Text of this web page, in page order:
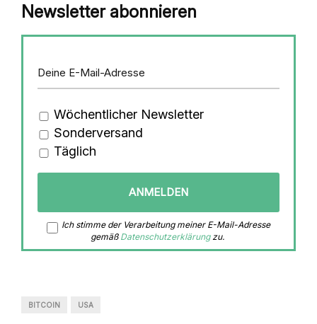
Newsletter abonnieren
Wöchentlicher Newsletter
Sonderversand
Täglich
Ich stimme der Verarbeitung meiner E-Mail-Adresse
gemäß Datenschutzerklärungzu.
BITCOIN USA